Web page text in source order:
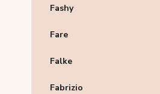
Fashy
Fare
Falke
Fabrizio